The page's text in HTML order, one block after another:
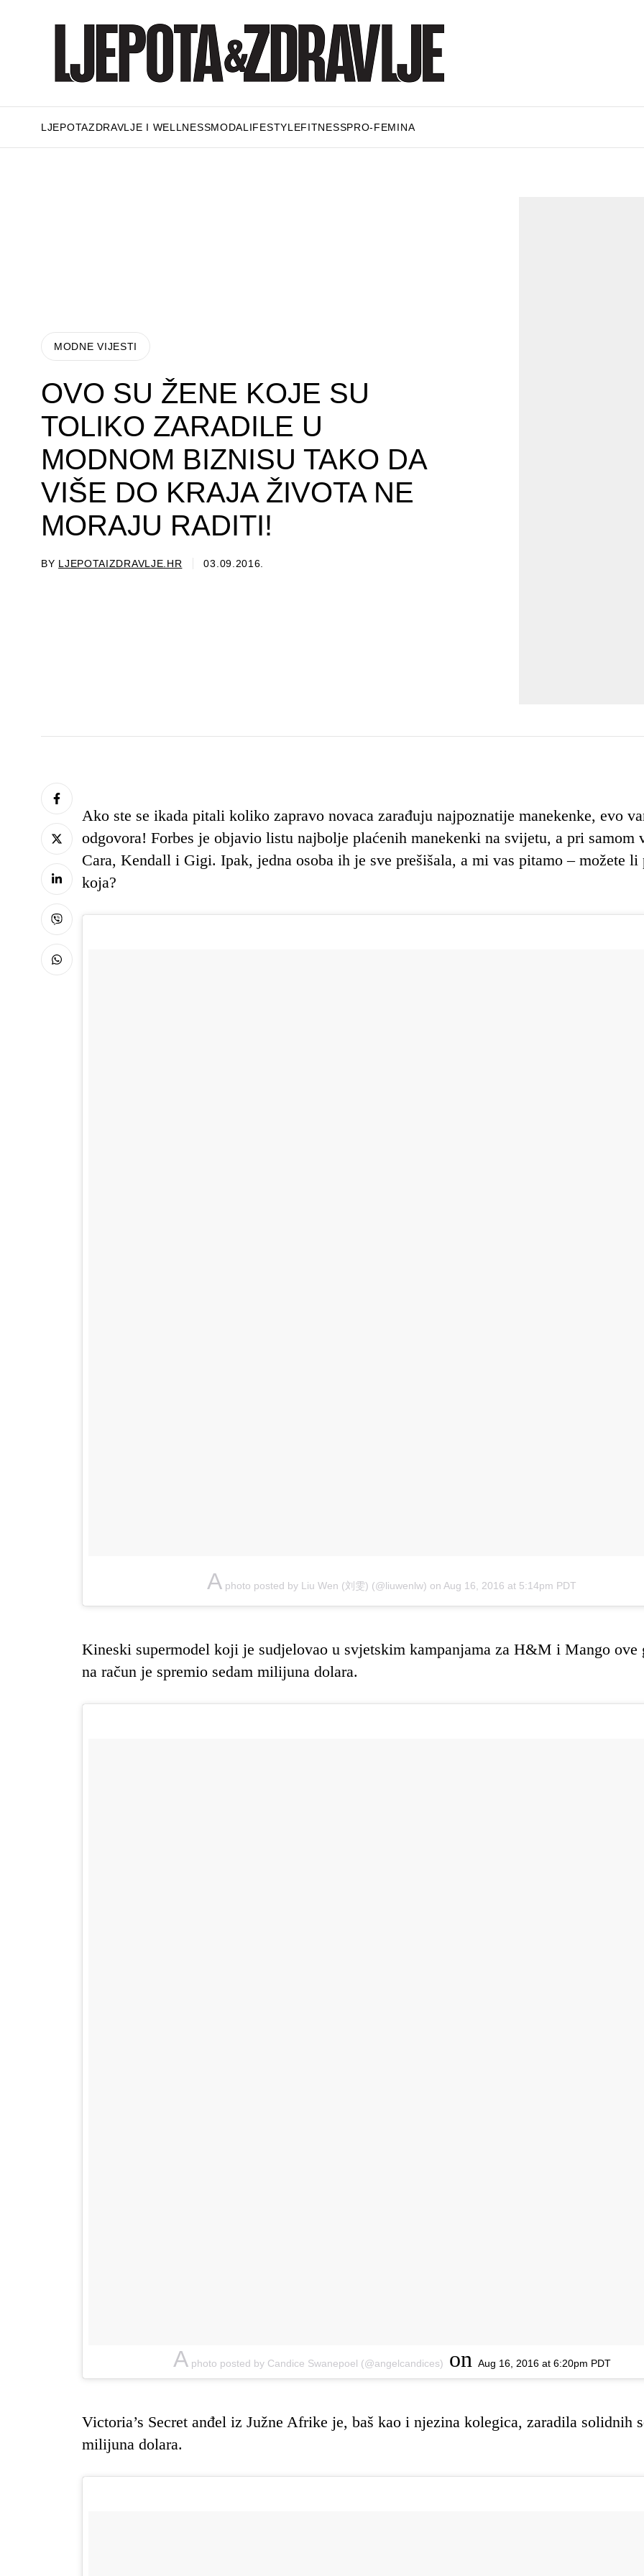
LJEPOTAZDRAVLJE I WELLNESSMODALIFESTYLEFITNESSPRO-FEMINA
MODNE VIJESTI
OVO SU ŽENE KOJE SU
TOLIKO ZARADILE U
MODNOM BIZNISU TAKO DA
VIŠE DO KRAJA ŽIVOTA NE
MORAJU RADITI!
BY LJEPOTAIZDRAVLJE.HR 03.09.2016.
Ako ste se ikada pitali koliko zapravo novaca zarađuju najpoznatije manekenke, evo
odgovora! Forbes je objavio listu najbolje plaćenih manekenki na svijetu, a pri samom
Cara, Kendall i Gigi. Ipak, jedna osoba ih je sve prešišala, a mi vas pitamo – možete li
koja?
A photo posted by Liu Wen (刘雯) (@liuwenlw) on Aug 16, 2016 at 5:14pm PDT
Kineski supermodel koji je sudjelovao u svjetskim kampanjama za H&M i Mango ove
na račun je spremio sedam milijuna dolara.
Aphoto posted by Candice Swanepoel (@angelcandices) on Aug 16, 2016 at 6:20pm PDT
Victoria’s Secret anđel iz Južne Afrike je, baš kao i njezina kolegica, zaradila solidnih
milijuna dolara.